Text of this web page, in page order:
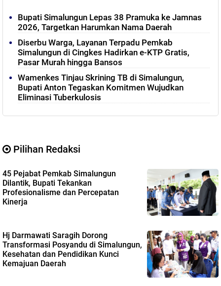
Bupati Simalungun Lepas 38 Pramuka ke Jamnas
2026, Targetkan Harumkan Nama Daerah
Diserbu Warga, Layanan Terpadu Pemkab
Simalungun di Cingkes Hadirkan e-KTP Gratis,
Pasar Murah hingga Bansos
Wamenkes Tinjau Skrining TB di Simalungun,
Bupati Anton Tegaskan Komitmen Wujudkan
Eliminasi Tuberkulosis
Pilihan Redaksi
45 Pejabat Pemkab Simalungun
Dilantik, Bupati Tekankan
Profesionalisme dan Percepatan
Kinerja
Hj Darmawati Saragih Dorong
Transformasi Posyandu di Simalungun,
Kesehatan dan Pendidikan Kunci
Kemajuan Daerah